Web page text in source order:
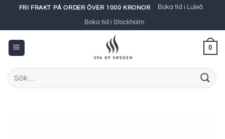
content
FRI FRAKT PÅ ORDER ÖVER 1000 KRONOR Boka tid i Luleå
Boka tid i Stockholm
0
Sök
efter: